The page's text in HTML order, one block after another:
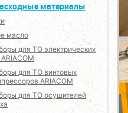
материалы
масло
для ТО электрических
для ТО винтовых
ARIACOM
для ТО осушителей